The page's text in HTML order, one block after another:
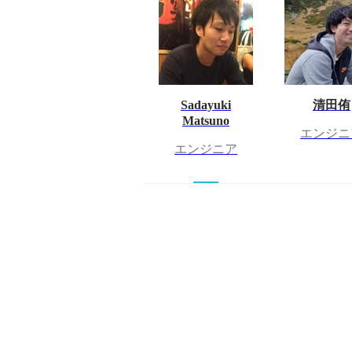
Sadayuki
Matsuno
エンジニア
清田侑
エンジ